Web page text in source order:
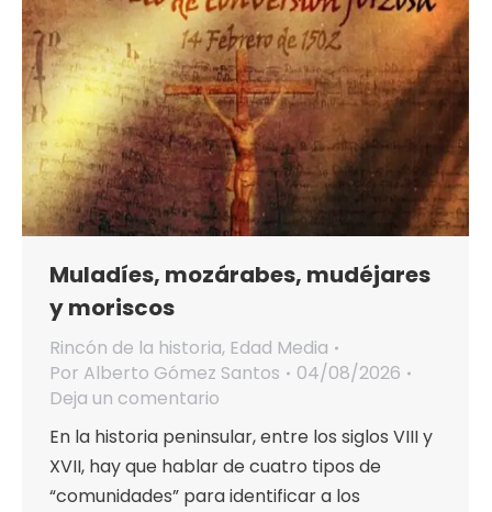
Muladíes, mozárabes, mudéjares
y moriscos
Rincón de la historia, Edad Media
Por Alberto Gómez Santos
04/08/2026
Deja un comentario
En la historia peninsular, entre los siglos VIII y
XVII, hay que hablar de cuatro tipos de
“comunidades” para identificar a los